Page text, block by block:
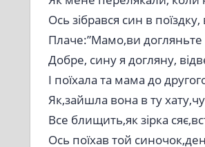
Ось зібрався син в
Плаче:”Мамо,ви
Добре, сину я догляну,
І поїхала та мама до
Як,зайшла вона в ту
Все блищить,як зірка
Ось поїхав той